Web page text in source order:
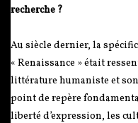
recherche ?
Au siècle dernier, la
« Renaissance » était
littérature humaniste et
point de repère
liberté d’expression, les